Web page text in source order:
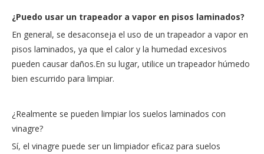
¿Puedo usar un trapeador a vapor en pisos laminados?
En general, se desaconseja el uso de un trapeador a vapor en
pisos laminados, ya que el calor y la humedad excesivos
pueden causar daños.En su lugar, utilice un trapeador húmedo
bien escurrido para limpiar.
¿Realmente se pueden limpiar los suelos laminados con
vinagre?
Sí, el vinagre puede ser un limpiador eficaz para suelos